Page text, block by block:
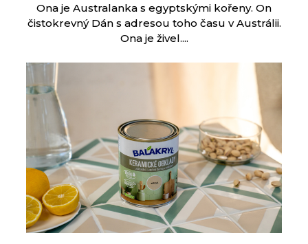
Ona je Australanka s egyptskými kořeny. On
čistokrevný Dán s adresou toho času v Austrálii.
Ona je živel....